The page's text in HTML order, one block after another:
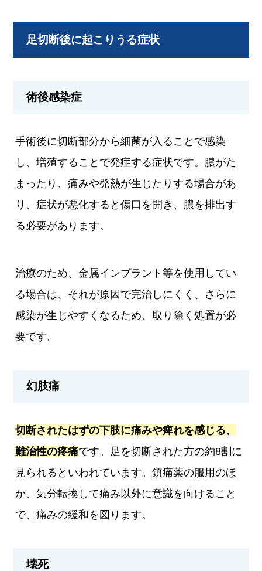
足切断後に起こりうる症状
術後感染症
手術後に切断部分から細菌が入ることで感染
し、増殖することで発症する症状です。膿がた
まったり、痛みや発熱が生じたりする場合があ
り、症状が悪化すると傷口を開き、膿を排出す
る必要があります。
治療のため、金属インプラント等を使用してい
る場合は、それが原因で完治しにくく、さらに
感染が生じやすくなるため、取り除く処置が必
要です。
幻肢痛
切断されたはずの下肢に痛みや痺れを感じる、
難治性の疼痛です。足を切断された方の約8割に
見られるといわれています。鎮痛薬の服用のほ
か、気分転換して痛み以外に意識を向けること
で、痛みの緩和を図ります。
壊死